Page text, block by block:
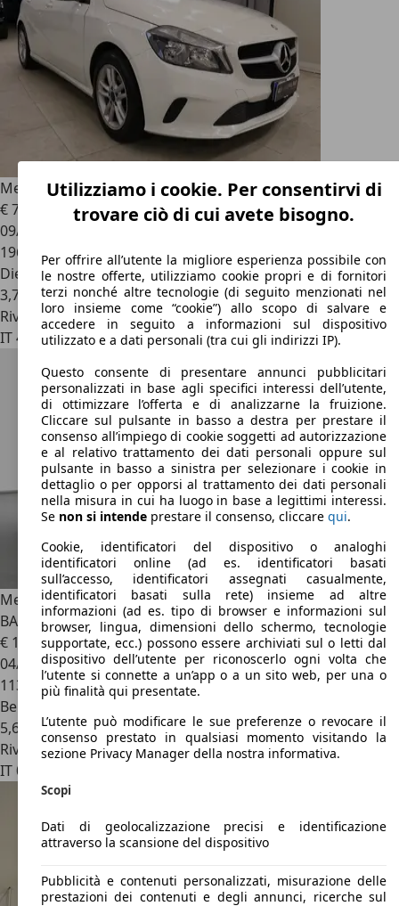
Mercedes-Benz A 160d Executive
€ 7.800
09/2016
196.000 km
Diesel
3,7 l/100 km (comb.)
Rivenditore
IT 43126Parma
Mercedes-Benz A 160A 160 Business | OPZIONE RATE NO
BANCA
€ 17.500
04/2022
113.863 km
Benzina
5,6 l/100 km (comb.)
Rivenditore
IT 00178
Utilizziamo i cookie. Per consentirvi di
trovare ciò di cui avete bisogno.
Per offrire all’utente la migliore esperienza possibile con
le nostre offerte, utilizziamo cookie propri e di fornitori
terzi nonché altre tecnologie (di seguito menzionati nel
loro insieme come “cookie”) allo scopo di salvare e
accedere in seguito a informazioni sul dispositivo
utilizzato e a dati personali (tra cui gli indirizzi IP).
Questo consente di presentare annunci pubblicitari
personalizzati in base agli specifici interessi dell’utente,
di ottimizzare l’offerta e di analizzarne la fruizione.
Cliccare sul pulsante in basso a destra per prestare il
consenso all’impiego di cookie soggetti ad autorizzazione
e al relativo trattamento dei dati personali oppure sul
pulsante in basso a sinistra per selezionare i cookie in
dettaglio o per opporsi al trattamento dei dati personali
nella misura in cui ha luogo in base a legittimi interessi.
Se non si intende prestare il consenso, cliccare qui.
Cookie, identificatori del dispositivo o analoghi
identificatori online (ad es. identificatori basati
sull’accesso, identificatori assegnati casualmente,
identificatori basati sulla rete) insieme ad altre
informazioni (ad es. tipo di browser e informazioni sul
browser, lingua, dimensioni dello schermo, tecnologie
supportate, ecc.) possono essere archiviati sul o letti dal
dispositivo dell’utente per riconoscerlo ogni volta che
l’utente si connette a un’app o a un sito web, per una o
più finalità qui presentate.
L’utente può modificare le sue preferenze o revocare il
consenso prestato in qualsiasi momento visitando la
sezione Privacy Manager della nostra informativa.
Scopi
Dati di geolocalizzazione precisi e identificazione
attraverso la scansione del dispositivo
Pubblicità e contenuti personalizzati, misurazione delle
prestazioni dei contenuti e degli annunci, ricerche sul